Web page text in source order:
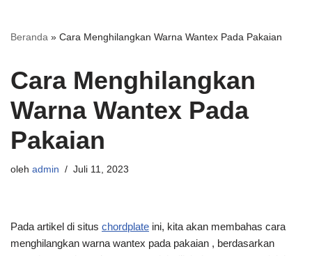
Beranda » Cara Menghilangkan Warna Wantex Pada Pakaian
Cara Menghilangkan
Warna Wantex Pada
Pakaian
oleh admin Juli 11, 2023
Pada artikel di situs chordplate ini, kita akan membahas cara
menghilangkan warna wantex pada pakaian , berdasarkan